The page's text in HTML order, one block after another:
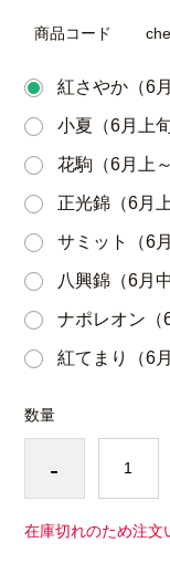
商品コード
紅さやか（6
小夏（6月上
花駒（6月上
正光錦（6月
サミット（6
八興錦（6月
ナポレオン（
紅てまり（6
数量
-
在庫切れのため注文